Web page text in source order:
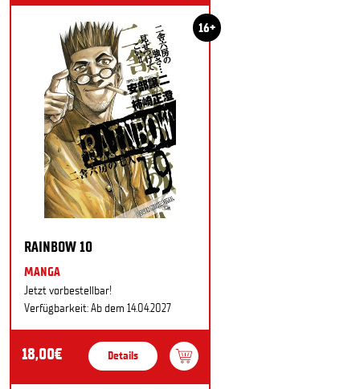
16+
RAINBOW 10
MANGA
Jetzt vorbestellbar!
Verfügbarkeit: Ab dem 14.04.2027
18,00€ Details